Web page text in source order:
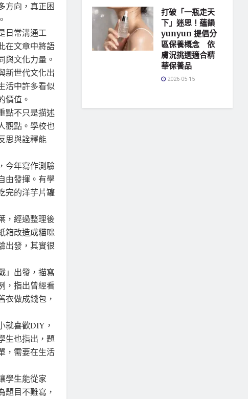
方向，真正困
日常溝通工
在文章中將語
與文化力量。
新世代文化出
活中許多看似
價值。
點不只是描述
觀點。學校也
思與詮釋能
今年寫作測驗
由發揮。有學
完的洋芋片罐
，經過整理後
箱改造成貓咪
出發，其實很
」出發，描寫
，指出曾經看
衣做成錢包，
就喜歡DIY，
生也指出，題
，需要在生活
學生能從家
題目不難寫，
打破「一瓶走天
下」迷思！蘊韻
yunyun 提倡分
區保養概念 依
膚況挑選適合精
華保養品
2026-05-15